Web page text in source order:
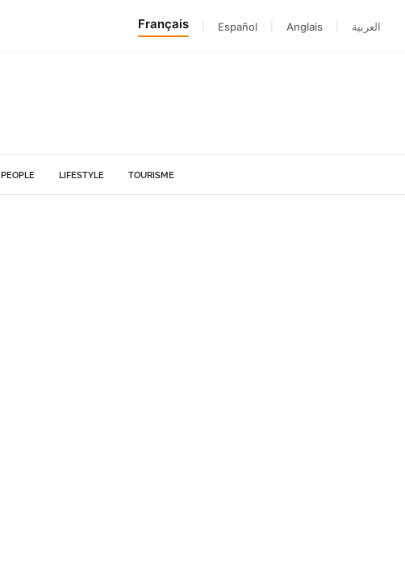
Français Español Anglais العربية
PEOPLE LIFESTYLE TOURISME